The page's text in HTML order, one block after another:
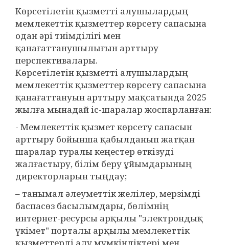
Көрсетілетін қызметті алушылардың
мемлекеттік қызметтер көрсету сапасына
одан әрі тиімділігі мен
қанағаттанушылығын арттыру
перспективалары.
Көрсетілетін қызметті алушылардың
мемлекеттік қызметтер көрсету сапасына
қанағаттануын арттыру мақсатында 2025
жылға мынадай іс-шаралар жоспарланған:
- Мемлекеттік қызмет көрсету сапасын
арттыру бойынша қабылданып жатқан
шаралар туралы кеңестер өткізуді
жалғастыру, білім беру ұйымдарының
директорларын тыңдау;
– танымал әлеуметтік желілер, мерзімді
баспасөз басылымдары, бөлімнің
интернет-ресурсы арқылы "электрондық
үкімет" порталы арқылы мемлекеттік